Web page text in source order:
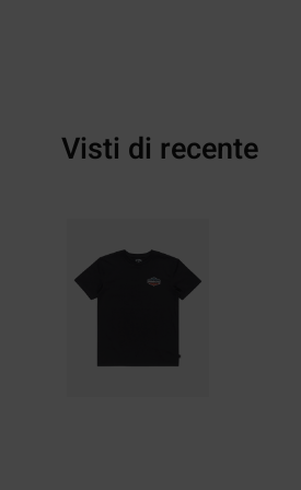
Visti di recente